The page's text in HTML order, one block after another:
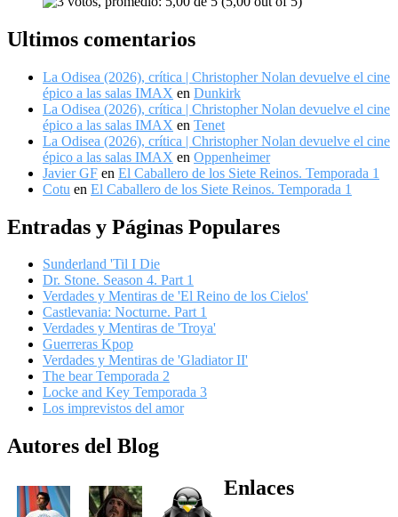
Ultimos comentarios
La Odisea (2026), crítica | Christopher Nolan devuelve el cine
épico a las salas IMAX en Dunkirk
La Odisea (2026), crítica | Christopher Nolan devuelve el cine
épico a las salas IMAX en Tenet
La Odisea (2026), crítica | Christopher Nolan devuelve el cine
épico a las salas IMAX en Oppenheimer
Javier GF en El Caballero de los Siete Reinos. Temporada 1
Cotu en El Caballero de los Siete Reinos. Temporada 1
Entradas y Páginas Populares
Sunderland 'Til I Die
Dr. Stone. Season 4. Part 1
Verdades y Mentiras de 'El Reino de los Cielos'
Castlevania: Nocturne. Part 1
Verdades y Mentiras de 'Troya'
Guerreras Kpop
Verdades y Mentiras de 'Gladiator II'
The bear Temporada 2
Locke and Key Temporada 3
Los imprevistos del amor
Autores del Blog
Enlaces